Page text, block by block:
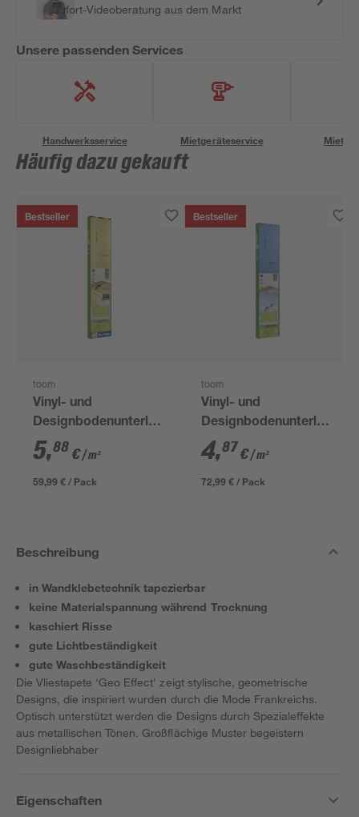
Sofort-Videoberatung aus dem Markt
Unsere passenden Services
Handwerksservice Mietgeräteservice
Häufig dazu gekauft
Bestseller
toom
Vinyl- und
Designbodenunterlage
'Aquastop' 1,5 mm,
1,2 x 8,5 m, 10,2 m² +
Tape
5,88 €/ m²
59,99 € / Pack
Bestseller
toom
Vinyl- und
Designbodenunterlage
1 mm, 1,2 x 12,5 m, 15
m²
4,87€/ m²
72,99 € / Pack
Beschreibung
in Wandklebetechnik tapezierbar
keine Materialspannung während Trocknung
kaschiert Risse
gute Lichtbeständigkeit
gute Waschbeständigkeit
Die Vliestapete 'Geo Effect' zeigt stylische, geometrische
Designs, die inspiriert wurden durch die Mode Frankreichs.
Optisch unterstützt werden die Designs durch Spezialeffekte
aus metallischen Tönen. Großflächige Muster begeistern
Designliebhaber
Eigenschaften